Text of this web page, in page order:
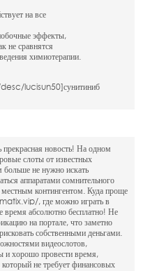
на все
эффекты,
не сравнятся
химиотерапии.
lucisun50]сунитиниб
прекрасная новость! На одном
слоты от известных
больше не нужно искать
аппаратами сомнительного
местным контингентом. Куда проще
, где можно играть в
время абсолютно бесплатно! Не
на портале, что заметно
собственными деньгами.
видеослотов,
и хорошо провести время,
не требует финансовых